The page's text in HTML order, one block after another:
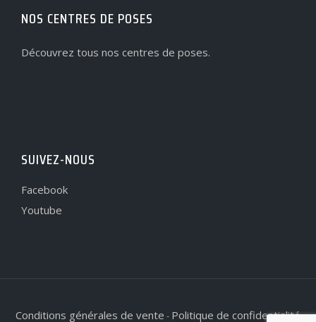
NOS CENTRES DE POSES
Découvrez tous nos centres de poses.
SUIVEZ-NOUS
Facebook
Youtube
Conditions générales de vente - Politique de confidentialité